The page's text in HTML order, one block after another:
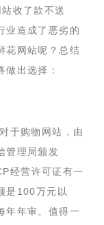
收了款不送
业造成了恶劣的
花网站呢？总结
出选择：
于购物网站，由
管理局颁发
经营许可证有一
是100万元以
年年审。值得一